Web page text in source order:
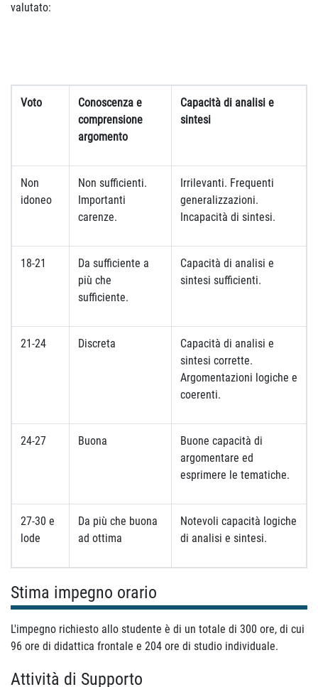
valutato:
Voto
Conoscenza e
comprensione
argomento
Capacità di analisi e
sintesi
Non
idoneo
Non sufficienti.
Importanti
carenze.
Irrilevanti. Frequenti
generalizzazioni.
Incapacità di sintesi.
18-21
Da sufficiente a
più che
sufficiente.
Capacità di analisi e
sintesi sufficienti.
21-24 Discreta
Capacità di analisi e
sintesi corrette.
Argomentazioni logiche e
coerenti.
24-27 Buona
Buone capacità di
argomentare ed
esprimere le tematiche.
27-30 e
lode
Da più che buona
ad ottima
Notevoli capacità logiche
di analisi e sintesi.
Stima impegno orario
L'impegno richiesto allo studente è di un totale di 300 ore, di cui
96 ore di didattica frontale e 204 ore di studio individuale.
Attività di Supporto